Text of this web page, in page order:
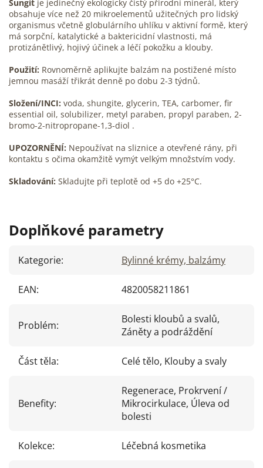
Šungit je jedinečný ekologicky čistý přírodní minerál, který
obsahuje více než 20 mikroelementů užitečných pro lidský
organismus včetně globulárního uhlíku v aktivní formě, který
má sorpční, katalytické a baktericidní vlastnosti, má
protizánětlivý, hojivý účinek a léčí pokožku a klouby.
Použití: Rovnoměrně aplikujte balzám na postižené místo
jemnou masáží třikrát denně po dobu 2-3 týdnů.
Složení/INCI: voda, shungite, glycerin, TEA, carbomer, fir
essential oil, solubilizer, metyl paraben, propyl paraben, 2-
bromo-2-nitropropane-1,3-diol .
UPOZORNĚNÍ: Nepoužívat na sliznice a otevřené rány, při
kontaktu s očima okamžitě vymýt velkým množstvím vody.
Skladování: Skladujte při teplotě od +5 do +25°C.
Doplňkové parametry
Kategorie: Bylinné krémy, balzámy
EAN: 4820058211861
Problém:
Bolesti kloubů a svalů,
Záněty a podráždění
Část těla: Celé tělo, Klouby a svaly
Benefity:
Regenerace, Prokrvení /
Mikrocirkulace, Úleva od
bolesti
Kolekce: Léčebná kosmetika